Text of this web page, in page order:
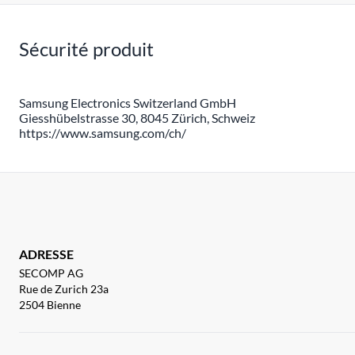
Sécurité produit
Samsung Electronics Switzerland GmbH
Giesshübelstrasse 30, 8045 Zürich, Schweiz
https://www.samsung.com/ch/
ADRESSE
SECOMP AG
Rue de Zurich 23a
2504 Bienne